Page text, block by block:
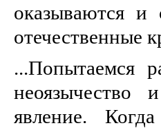
оказываются и
отечественные
...Попытаемся
неоязычество
явление.